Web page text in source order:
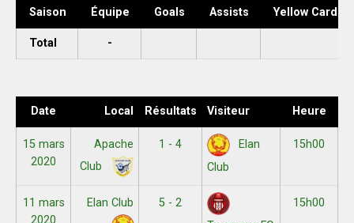
Saison Équipe Goals Assists Yellow Cards
Total -
Date Local Résultats Visiteur Heure
15 mars
2020
Apache
Club
1 - 4
Elan
Club
15h00
11 mars
2020
Elan Club
5 - 2
15h00